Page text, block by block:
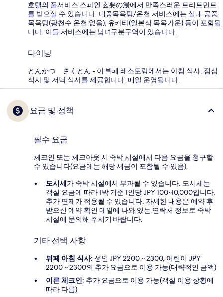
호텔의 풀서비스 스파인 玄要の湯에서 만족스러운 트리트먼트
를 받으실 수 있습니다. 대중목욕탕/온천 서비스에는 실내 공중
목욕탕(광천수 온천 없음), 유카타(일본식 목욕가운) 등이 포함됩
니다. 이들 서비스에는 남녀구분구역이 있습니다.
다이닝
とんかつ さくとん - 이 뷔페 레스토랑에서는 아침 식사, 점심
식사 및 저녁 식사를 제공합니다. 매일 운영됩니다.
요금 및 정책
필수 요금
체크인 또는 체크아웃 시 숙박 시설에서 다음 요금을 청구할
수 있습니다(요금에는 해당 세금이 포함될 수 있음).
도시세가 숙박 시설에서 부과될 수 있습니다. 도시세는
객실 요금에 따라 1박 기준 1인당 JPY 100~10,000입니다.
추가 면제가 적용될 수 있습니다. 자세한 내용은 예약 후
받으신 예약 확인 메일에 나와 있는 연락처 정보로 숙박
시설에 문의해 주시기 바랍니다.
기타 선택 사항
뷔페 아침 식사: 성인 JPY 2200 ~ 2300, 어린이 JPY
2200 ~ 2300의 추가 요금으로 이용 가능(대략적인 금액)
이른 체크인: 추가 요금으로 이용 가능(객실 이용 상황에
따라 다름)